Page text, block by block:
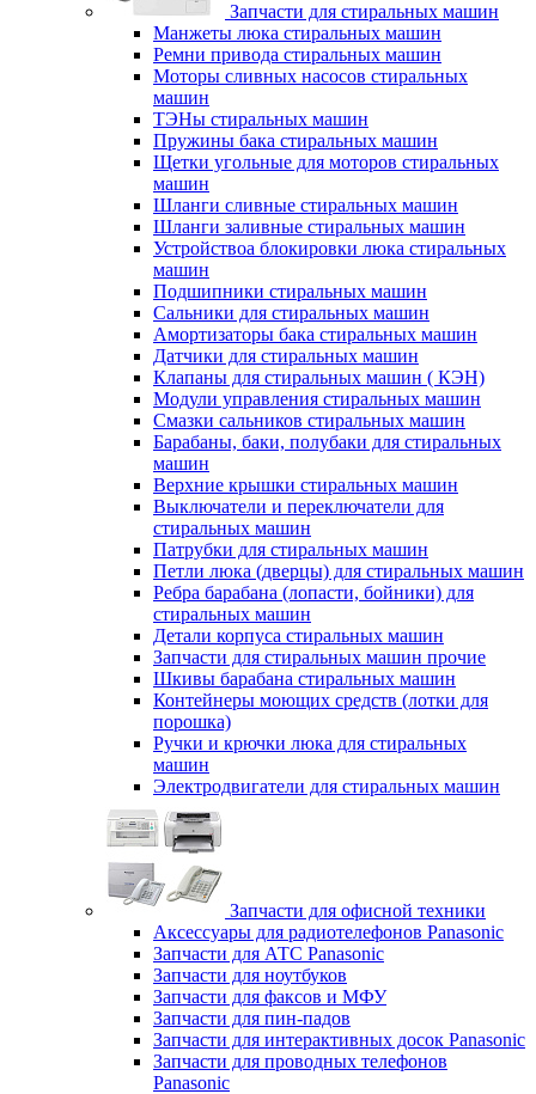
Запчасти для стиральных машин
Манжеты люка стиральных машин
Ремни привода стиральных машин
Моторы сливных насосов стиральных
машин
ТЭНы стиральных машин
Пружины бака стиральных машин
Щетки угольные для моторов стиральных
машин
Шланги сливные стиральных машин
Шланги заливные стиральных машин
Устройствоа блокировки люка стиральных
машин
Подшипники стиральных машин
Сальники для стиральных машин
Амортизаторы бака стиральных машин
Датчики для стиральных машин
Клапаны для стиральных машин ( КЭН)
Модули управления стиральных машин
Смазки сальников стиральных машин
Барабаны, баки, полубаки для стиральных
машин
Верхние крышки стиральных машин
Выключатели и переключатели для
стиральных машин
Патрубки для стиральных машин
Петли люка (дверцы) для стиральных машин
Ребра барабана (лопасти, бойники) для
стиральных машин
Детали корпуса стиральных машин
Запчасти для стиральных машин прочие
Шкивы барабана стиральных машин
Контейнеры моющих средств (лотки для
порошка)
Ручки и крючки люка для стиральных
машин
Электродвигатели для стиральных машин
Запчасти для офисной техники
Аксессуары для радиотелефонов Panasonic
Запчасти для АТС Panasonic
Запчасти для ноутбуков
Запчасти для факсов и МФУ
Запчасти для пин-падов
Запчасти для интерактивных досок Panasonic
Запчасти для проводных телефонов
Panasonic